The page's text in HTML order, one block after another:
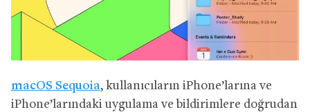
macOS Sequoia, kullanıcıların iPhone’larına ve
iPhone’larındaki uygulama ve bildirimlere doğrudan